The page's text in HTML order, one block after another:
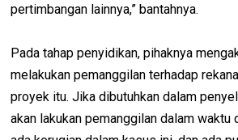
pertimbangan lainnya,” bantahnya.
Pada tahap penyidikan, pihaknya
melakukan pemanggilan terhadap
proyek itu. Jika dibutuhkan dalam
akan lakukan pemanggilan dalam waktu